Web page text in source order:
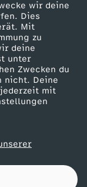
wir deine
Dies
Mit
zu
deine
unter
Zwecken du
nicht. Deine
mit